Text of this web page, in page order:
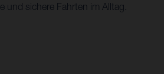
und sichere Fahrten im Alltag.